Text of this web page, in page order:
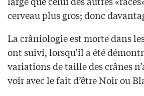
cerveau plus gros; donc
La crâniologie est morte dans
ont suivi, lorsqu’il a été
variations de taille des crânes
voir avec le fait d’être Noir ou